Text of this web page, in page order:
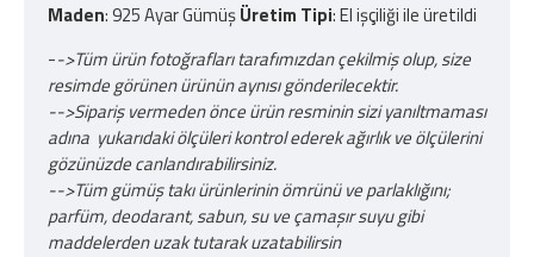
Maden: 925 Ayar GümüşÜretim Tipi: El işçiliği ile üretildi
-->Tüm ürün fotoğrafları tarafımızdan çekilmiş olup, size
resimde görünen ürünün aynısı gönderilecektir.
-->Sipariş vermeden önce ürün resminin sizi yanıltmaması
adına yukarıdaki ölçüleri kontrol ederek ağırlık ve ölçülerini
gözünüzde canlandırabilirsiniz.
-->Tüm gümüş takı ürünlerinin ömrünü ve parlaklığını;
parfüm, deodarant, sabun, su ve çamaşır suyu gibi
maddelerden uzak tutarak uzatabilirsin